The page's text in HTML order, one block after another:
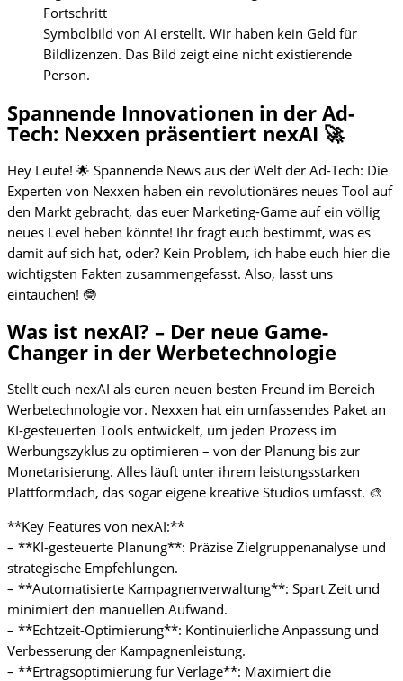
Symbolbild von AI erstellt. Wir haben kein Geld für
Bildlizenzen. Das Bild zeigt eine nicht existierende
Person.
Spannende Innovationen in der Ad-
Tech: Nexxen präsentiert nexAI 🚀
Hey Leute! 🌟 Spannende News aus der Welt der Ad-Tech: Die
Experten von Nexxen haben ein revolutionäres neues Tool auf
den Markt gebracht, das euer Marketing-Game auf ein völlig
neues Level heben könnte! Ihr fragt euch bestimmt, was es
damit auf sich hat, oder? Kein Problem, ich habe euch hier die
wichtigsten Fakten zusammengefasst. Also, lasst uns
eintauchen! 🤓
Was ist nexAI? – Der neue Game-
Changer in der Werbetechnologie
Stellt euch nexAI als euren neuen besten Freund im Bereich
Werbetechnologie vor. Nexxen hat ein umfassendes Paket an
KI-gesteuerten Tools entwickelt, um jeden Prozess im
Werbungszyklus zu optimieren – von der Planung bis zur
Monetarisierung. Alles läuft unter ihrem leistungsstarken
Plattformdach, das sogar eigene kreative Studios umfasst. 🎨
**Key Features von nexAI:**
– **KI-gesteuerte Planung**: Präzise Zielgruppenanalyse und
strategische Empfehlungen.
– **Automatisierte Kampagnenverwaltung**: Spart Zeit und
minimiert den manuellen Aufwand.
– **Echtzeit-Optimierung**: Kontinuierliche Anpassung und
Verbesserung der Kampagnenleistung.
– **Ertragsoptimierung für Verlage**: Maximiert die